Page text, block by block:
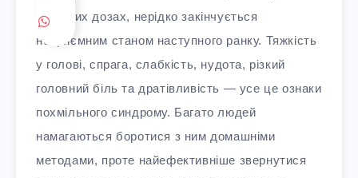
помірних дозах, нерідко закінчується
неприємним станом наступного ранку. Тяжкість
у голові, спрага, слабкість, нудота, різкий
головний біль та дратівливість — усе це ознаки
похмільного синдрому. Багато людей
намагаються боротися з ним домашніми
методами, проте найефективніше звернутися